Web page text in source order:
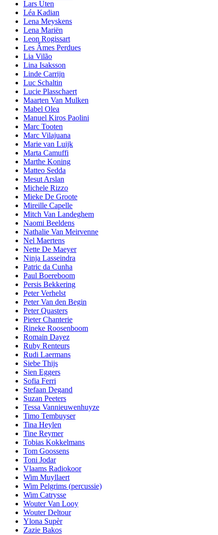
Lars Uten
Léa Kadian
Lena Meyskens
Lena Mariën
Leon Rogissart
Les Âmes Perdues
Lia Vilão
Lina Isaksson
Linde Carrijn
Luc Schaltin
Lucie Plasschaert
Maarten Van Mulken
Mabel Olea
Manuel Kiros Paolini
Marc Tooten
Marc Vilajuana
Marie van Luijk
Marta Camuffi
Marthe Koning
Matteo Sedda
Mesut Arslan
Michele Rizzo
Mieke De Groote
Mireille Capelle
Mitch Van Landeghem
Naomi Beeldens
Nathalie Van Meirvenne
Nel Maertens
Nette De Maeyer
Ninja Lasseindra
Patric da Cunha
Paul Boereboom
Persis Bekkering
Peter Verhelst
Peter Van den Begin
Peter Quasters
Pieter Chanterie
Rineke Roosenboom
Romain Dayez
Ruby Renteurs
Rudi Laermans
Siebe Thijs
Sien Eggers
Sofia Ferri
Stefaan Degand
Suzan Peeters
Tessa Vannieuwenhuyze
Timo Tembuyser
Tina Heylen
Tine Reymer
Tobias Kokkelmans
Tom Goossens
Toni Jodar
Vlaams Radiokoor
Wim Muyllaert
Wim Pelgrims (percussie)
Wim Catrysse
Wouter Van Looy
Wouter Deltour
Ylona Supèr
Zazie Bakos